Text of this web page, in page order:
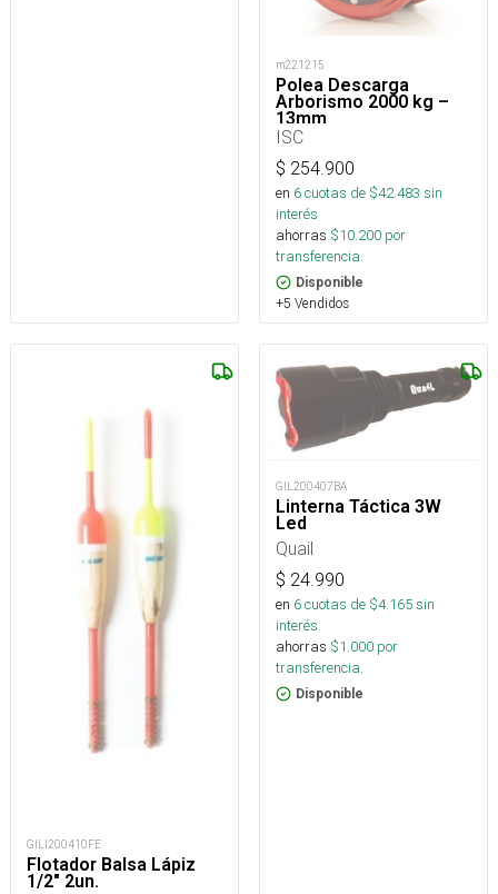
m221215
Polea Descarga
Arborismo 2000 kg –
13mm
ISC
$ 254.900
en 6cuotas de $42.483 sin
interés
ahorras $10.200 por
transferencia.
Disponible
+5 Vendidos
GILI200410FE
Flotador Balsa Lápiz
1/2" 2un.
GIL200407BA
Linterna Táctica 3W
Led
Quail
$ 24.990
en 6cuotas de $4.165sin
interés
ahorras $1.000 por
transferencia.
Disponible